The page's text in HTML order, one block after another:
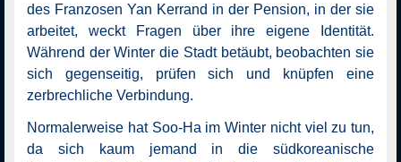
des Franzosen Yan Kerrand in der Pension, in der sie
arbeitet, weckt Fragen über ihre eigene Identität.
Während der Winter die Stadt betäubt, beobachten sie
sich gegenseitig, prüfen sich und knüpfen eine
zerbrechliche Verbindung.
Normalerweise hat Soo-Ha im Winter nicht viel zu tun,
da sich kaum jemand in die südkoreanische